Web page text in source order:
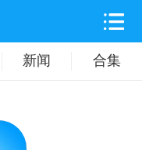
新闻 合集
益智